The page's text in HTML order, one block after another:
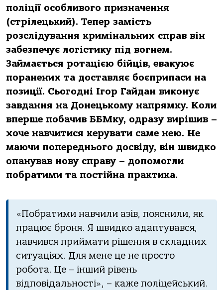
поліції особливого призначення
(стрілецький). Тепер замість
розслідування кримінальних справ він
забезпечує логістику під вогнем.
Займається ротацією бійців, евакуює
поранених та доставляє боєприпаси на
позиції. Сьогодні Ігор Гайдан виконує
завдання на Донецькому напрямку. Коли
вперше побачив ББМку, одразу вирішив –
хоче навчитися керувати саме нею. Не
маючи попереднього досвіду, він швидко
опанував нову справу – допомогли
побратими та постійна практика.
«Побратими навчили азів, пояснили, як
працює броня. Я швидко адаптувався,
навчився приймати рішення в складних
ситуаціях. Для мене це не просто
робота. Це – інший рівень
відповідальності», – каже поліцейський.